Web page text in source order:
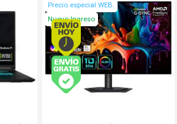
Comprando antes de 13Hs.
(Ver Envíos y Pagos)
Precio especial WEB.
Nuevo Ingreso
Envío hoy.
Envío gratis (Ver